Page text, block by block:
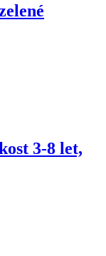
3-8 let,